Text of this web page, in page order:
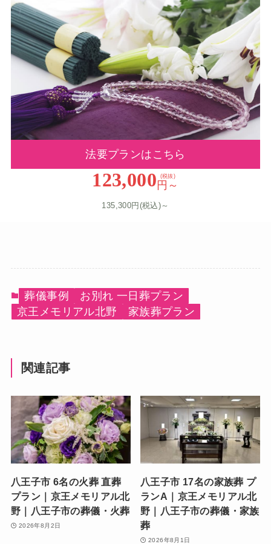
法要プランはこちら
123,000 (税抜)
円～
135,300円(税込)～
葬儀事例
お別れ 一日葬プラン
京王メモリアル北野
家族葬プラン
関連記事
八王子市 6名の火葬 直葬
プラン｜京王メモリアル北
野｜八王子市の葬儀・火葬
2026年8月2日
八王子市 17名の家族葬 プ
ランA｜京王メモリアル北
野｜八王子市の葬儀・家族
葬
2026年8月1日